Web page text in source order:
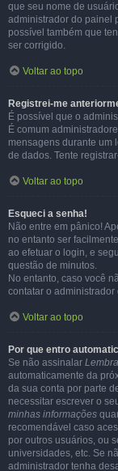
que seu nome de
administrador do painel
possível também que
ser corrigido.
Voltar ao topo
Registrei-me
É possível que o
É comum
mensagens durante um
de dados. Tente
Voltar ao topo
Esqueci a senha!
Não entre em pânico!
no entanto ser
ao efetuar o login, e
questão de minutos.
No entanto, caso você
contatar o administrador
Voltar ao topo
Por que entro
Se não assinalar
automaticamente da
da sua conta por parte
necessitar escrever o
minhas informações
recomendável caso
por outros usuários, ou
universidades, etc. Se
administrador tenha